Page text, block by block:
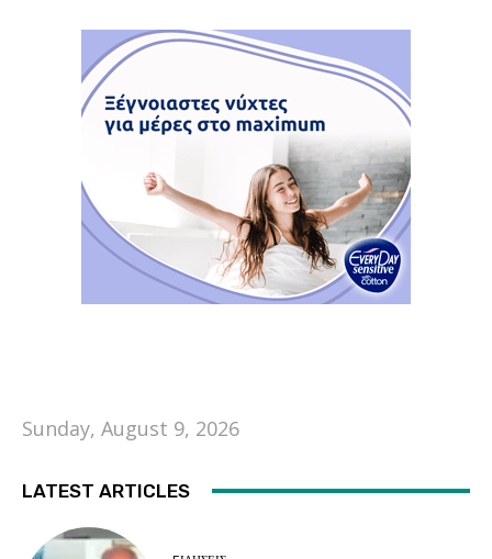
Sunday, August 9, 2026
LATEST ARTICLES